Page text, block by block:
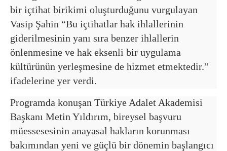
bir içtihat birikimi oluşturduğunu vurgulayan
Vasip Şahin “Bu içtihatlar hak ihlallerinin
giderilmesinin yanı sıra benzer ihlallerin
önlenmesine ve hak eksenli bir uygulama
kültürünün yerleşmesine de hizmet etmektedir.”
ifadelerine yer verdi.
Programda konuşan Türkiye Adalet Akademisi
Başkanı Metin Yıldırım, bireysel başvuru
müessesesinin anayasal hakların korunması
bakımından yeni ve güçlü bir dönemin başlangıcı